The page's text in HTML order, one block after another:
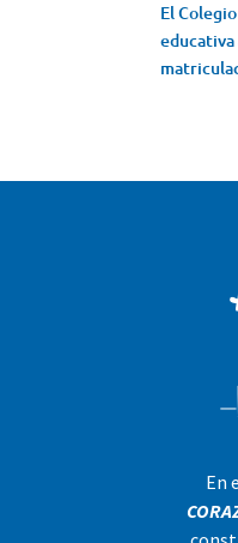
El
educativa
En